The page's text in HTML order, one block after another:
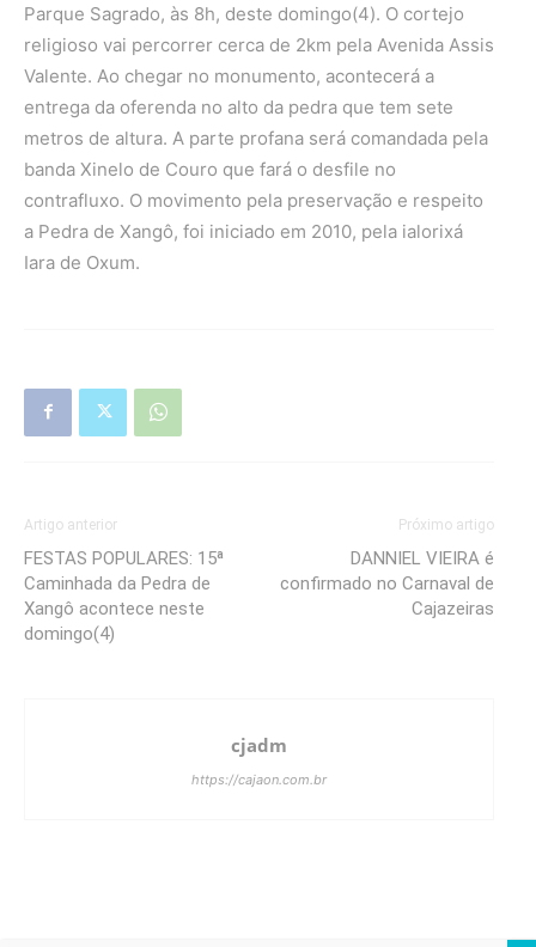
Parque Sagrado, às 8h, deste domingo(4). O cortejo
religioso vai percorrer cerca de 2km pela Avenida Assis
Valente. Ao chegar no monumento, acontecerá a
entrega da oferenda no alto da pedra que tem sete
metros de altura. A parte profana será comandada pela
banda Xinelo de Couro que fará o desfile no
contrafluxo. O movimento pela preservação e respeito
a Pedra de Xangô, foi iniciado em 2010, pela ialorixá
Iara de Oxum.
Artigo anterior
FESTAS POPULARES: 15ª
Caminhada da Pedra de
Xangô acontece neste
domingo(4)
Próximo artigo
DANNIEL VIEIRA é
confirmado no Carnaval de
Cajazeiras
cjadm
https://cajaon.com.br